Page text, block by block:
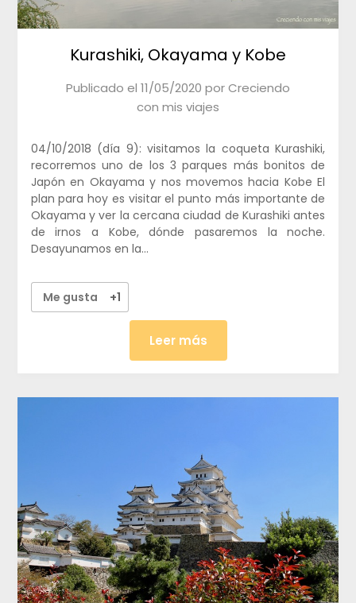
Kurashiki, Okayama y Kobe
Publicado el 11/05/2020 porCreciendo
con mis viajes
04/10/2018 (día 9): visitamos la coqueta Kurashiki,
recorremos uno de los 3 parques más bonitos de
Japón en Okayama y nos movemos hacia Kobe El
plan para hoy es visitar el punto más importante de
Okayama y ver la cercana ciudad de Kurashiki antes
de irnos a Kobe, dónde pasaremos la noche.
Desayunamos en la…
Me gusta +1
Leer más